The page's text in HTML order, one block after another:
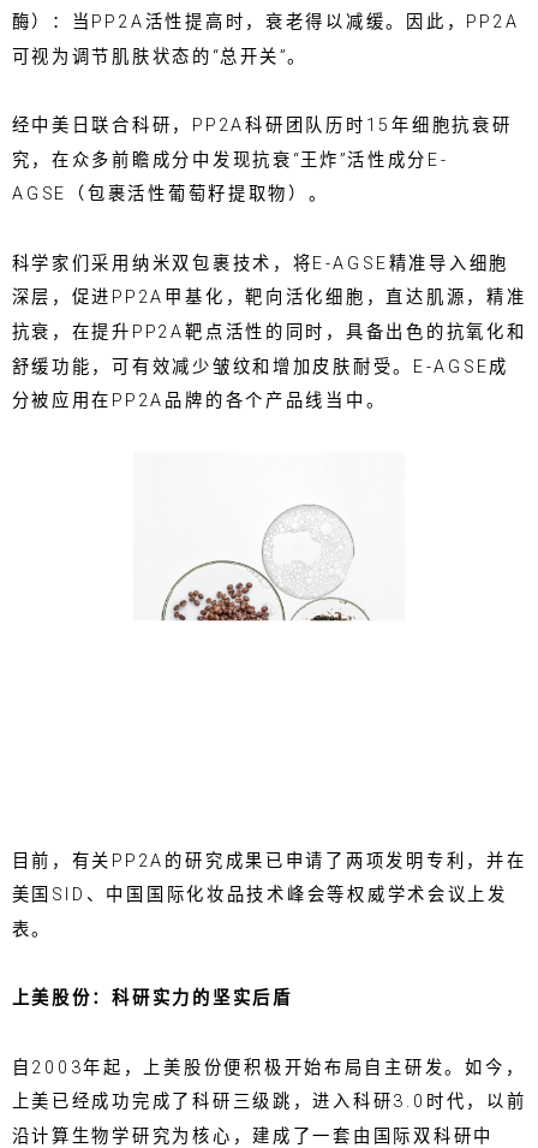
酶）：当PP2A活性提高时，衰老得以减缓。因此，PP2A
可视为调节肌肤状态的“总开关”。
经中美日联合科研，PP2A科研团队历时15年细胞抗衰研
究，在众多前瞻成分中发现抗衰“王炸”活性成分E-
AGSE（包裹活性葡萄籽提取物）。
科学家们采用纳米双包裹技术，将E-AGSE精准导入细胞
深层，促进PP2A甲基化，靶向活化细胞，直达肌源，精准
抗衰，在提升PP2A靶点活性的同时，具备出色的抗氧化和
舒缓功能，可有效减少皱纹和增加皮肤耐受。E-AGSE成
分被应用在PP2A品牌的各个产品线当中。
目前，有关PP2A的研究成果已申请了两项发明专利，并在
美国SID、中国国际化妆品技术峰会等权威学术会议上发
表。
上美股份：科研实力的坚实后盾
自2003年起，上美股份便积极开始布局自主研发。如今，
上美已经成功完成了科研三级跳，进入科研3.0时代，以前
沿计算生物学研究为核心，建成了一套由国际双科研中